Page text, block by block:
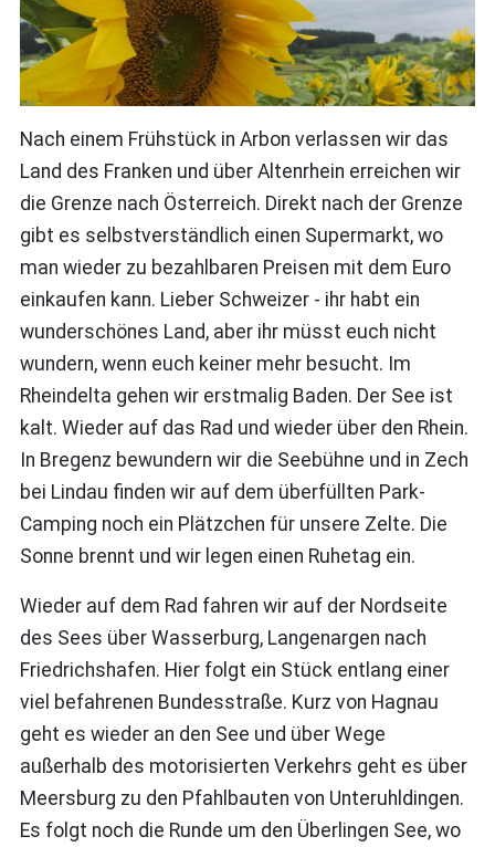
Nach einem Frühstück in Arbon verlassen wir das
Land des Franken und über Altenrhein erreichen wir
die Grenze nach Österreich. Direkt nach der Grenze
gibt es selbstverständlich einen Supermarkt, wo
man wieder zu bezahlbaren Preisen mit dem Euro
einkaufen kann. Lieber Schweizer - ihr habt ein
wunderschönes Land, aber ihr müsst euch nicht
wundern, wenn euch keiner mehr besucht. Im
Rheindelta gehen wir erstmalig Baden. Der See ist
kalt. Wieder auf das Rad und wieder über den Rhein.
In Bregenz bewundern wir die Seebühne und in Zech
bei Lindau finden wir auf dem überfüllten Park-
Camping noch ein Plätzchen für unsere Zelte. Die
Sonne brennt und wir legen einen Ruhetag ein.
Wieder auf dem Rad fahren wir auf der Nordseite
des Sees über Wasserburg, Langenargen nach
Friedrichshafen. Hier folgt ein Stück entlang einer
viel befahrenen Bundesstraße. Kurz von Hagnau
geht es wieder an den See und über Wege
außerhalb des motorisierten Verkehrs geht es über
Meersburg zu den Pfahlbauten von Unteruhldingen.
Es folgt noch die Runde um den Überlingen See, wo